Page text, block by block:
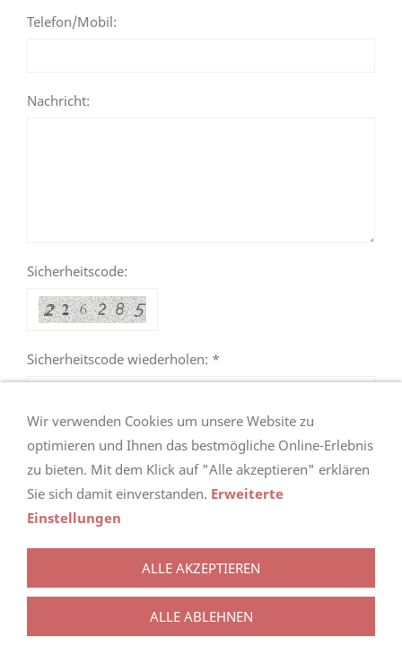
Telefon/Mobil:
Nachricht:
Sicherheitscode:
Sicherheitscode wiederholen: *
DISCLAIMER
SITEMAP
NEWSLETTER
NEWSLETTER ABMELDUNG
Wir verwenden Cookies um unsere Website zu
optimieren und Ihnen das bestmögliche Online-Erlebnis
zu bieten. Mit dem Klick auf "Alle akzeptieren" erklären
Sie sich damit einverstanden. Erweiterte
Einstellungen
ALLE AKZEPTIEREN
ALLE ABLEHNEN